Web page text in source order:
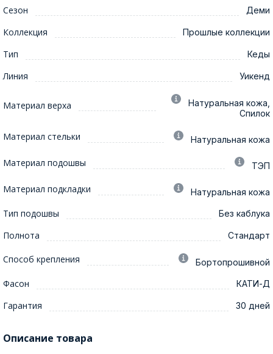
Сезон Деми
Коллекция Прошлые коллекции
Тип Кеды
Линия Уикенд
Материал верха
Натуральная кожа,
Спилок
Материал стельки Натуральная кожа
Материал подошвы ТЭП
Материал подкладки Натуральная кожа
Тип подошвы Без каблука
Полнота Стандарт
Способ крепления Бортопрошивной
Фасон КАТИ-Д
Гарантия 30 дней
Описание товара